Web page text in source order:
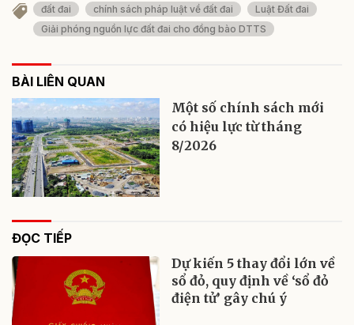
đất đai chính sách pháp luật về đất đai
Luật Đất đai
Giải phóng nguồn lực đất đai cho đồng bào DTTS
BÀI LIÊN QUAN
Một số chính sách mới
có hiệu lực từ tháng
8/2026
ĐỌC TIẾP
Dự kiến 5 thay đổi lớn về
sổ đỏ, quy định về ‘sổ đỏ
điện tử’ gây chú ý